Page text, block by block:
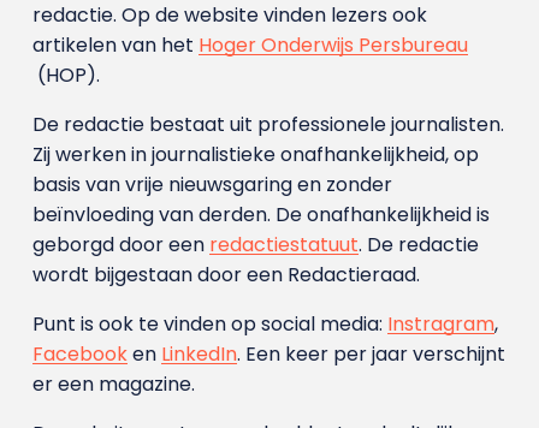
redactie. Op de website vinden lezers ook
artikelen van het Hoger Onderwijs Persbureau
(HOP).
De redactie bestaat uit professionele journalisten.
Zij werken in journalistieke onafhankelijkheid, op
basis van vrije nieuwsgaring en zonder
beïnvloeding van derden. De onafhankelijkheid is
geborgd door een redactiestatuut. De redactie
wordt bijgestaan door een Redactieraad.
Punt is ook te vinden op social media: Instragram,
Facebooken LinkedIn. Een keer per jaar verschijnt
er een magazine.